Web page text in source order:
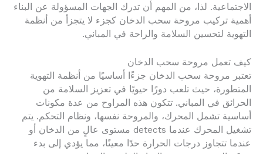
الاجتماعية. لذا، من المهم أن تدرك الجهات المسؤولة عن البناء
أهمية تركيب مروحة سحب الدخان كجزء لا يتجزأ من أنظمة
التهوية لتحسين السلامة والراحة في المباني.
كيف تعمل مروحة سحب الدخان
تعتبر مروحة سحب الدخان جزءًا أساسيًا من أنظمة التهوية
المتطورة، حيث تلعب دورًا حيويًا في تعزيز السلامة من
الحرائق في المباني. تتكون هذه المراوح من عدة مكونات
أساسية تشمل المحرك، والمروحة نفسها، ونظام التحكم. يتم
تشغيل المحرك عندما detects مستوى عالٍ من الدخان أو
عندما تتجاوز درجات الحرارة حدًا معينًا، مما يؤدي إلى بدء